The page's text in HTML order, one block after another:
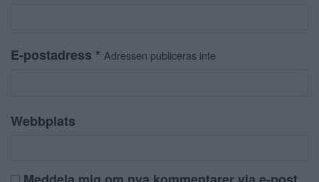
E-postadress * Adressen publiceras inte
Webbplats